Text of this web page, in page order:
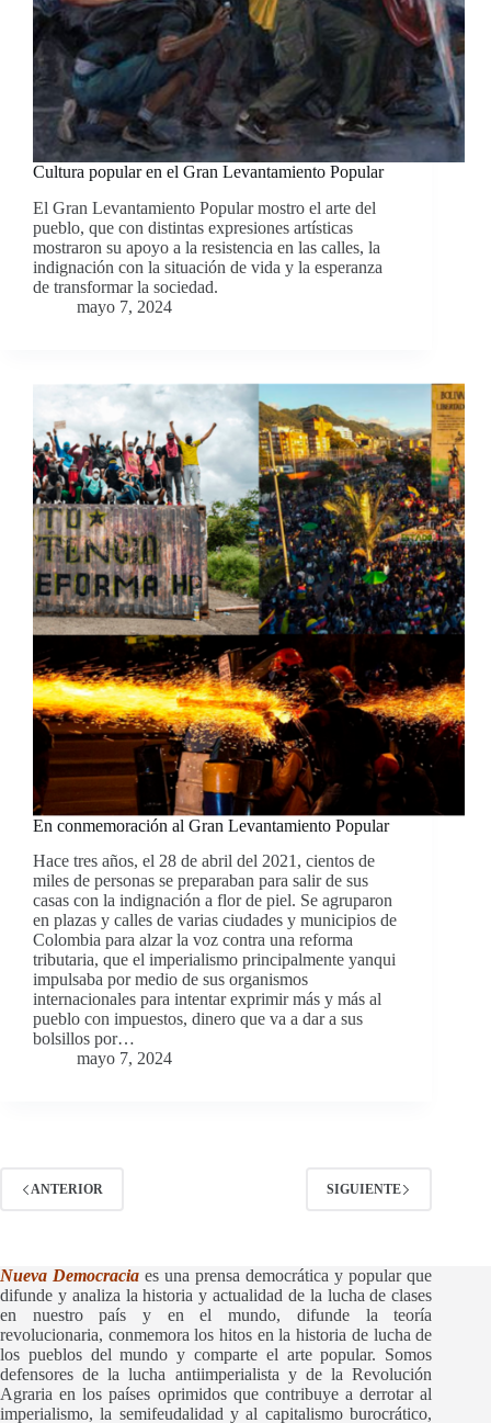
Cultura popular en el Gran Levantamiento Popular
El Gran Levantamiento Popular mostro el arte del
pueblo, que con distintas expresiones artísticas
mostraron su apoyo a la resistencia en las calles, la
indignación con la situación de vida y la esperanza
de transformar la sociedad.
mayo 7, 2024
En conmemoración al Gran Levantamiento Popular
Hace tres años, el 28 de abril del 2021, cientos de
miles de personas se preparaban para salir de sus
casas con la indignación a flor de piel. Se agruparon
en plazas y calles de varias ciudades y municipios de
Colombia para alzar la voz contra una reforma
tributaria, que el imperialismo principalmente yanqui
impulsaba por medio de sus organismos
internacionales para intentar exprimir más y más al
pueblo con impuestos, dinero que va a dar a sus
bolsillos por…
mayo 7, 2024
ANTERIOR SIGUIENTE
Nueva Democracia es una prensa democrática y popular que
difunde y analiza la historia y actualidad de la lucha de clases
en nuestro país y en el mundo, difunde la teoría
revolucionaria, conmemora los hitos en la historia de lucha de
los pueblos del mundo y comparte el arte popular. Somos
defensores de la lucha antiimperialista y de la Revolución
Agraria en los países oprimidos que contribuye a derrotar al
imperialismo, la semifeudalidad y al capitalismo burocrático,